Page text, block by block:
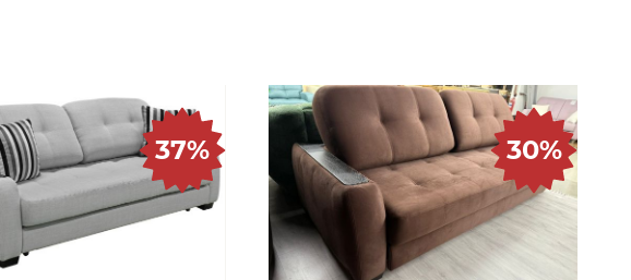
37% 30%